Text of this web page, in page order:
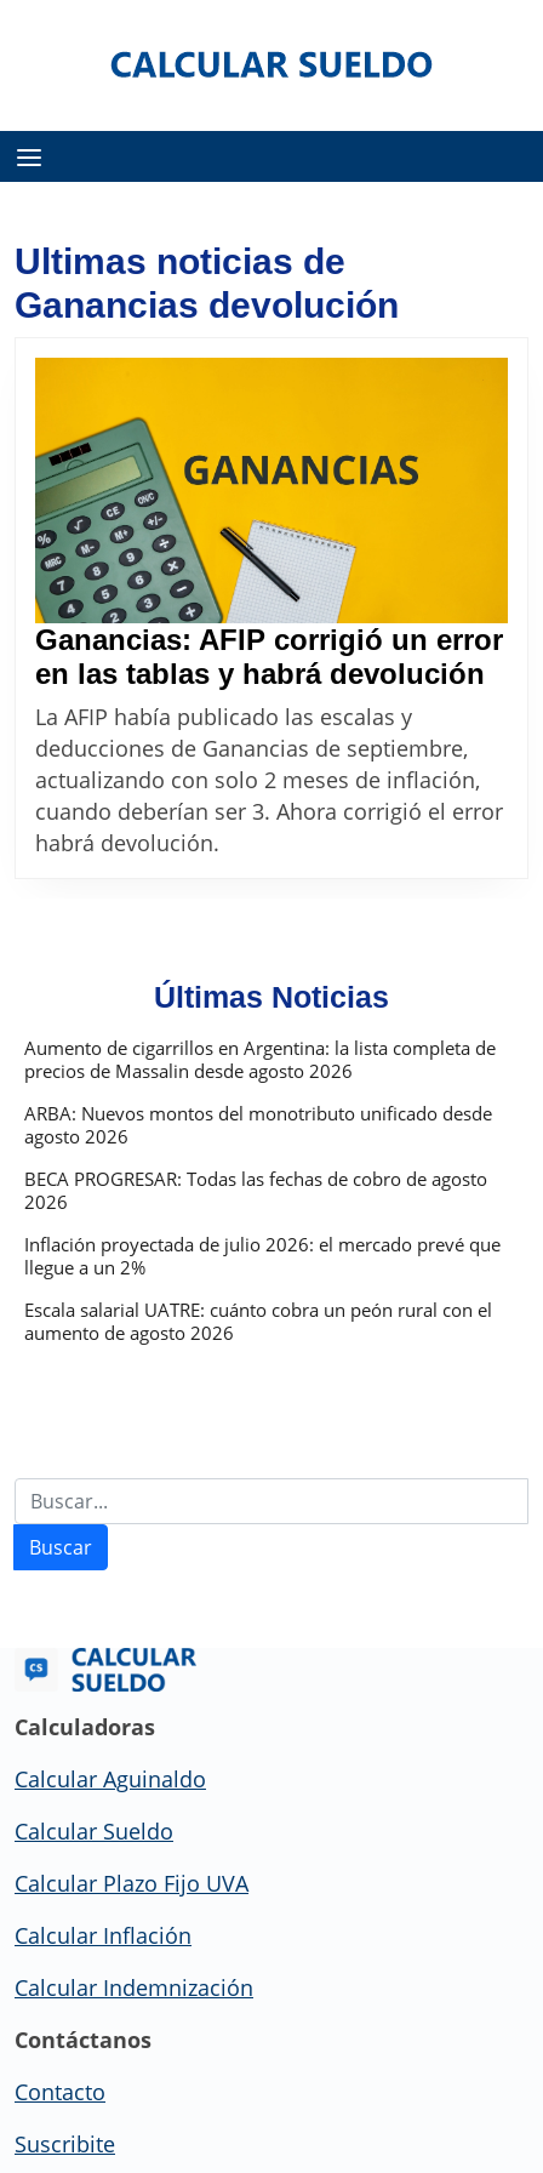
Ultimas noticias de
Ganancias devolución
Ganancias: AFIP corrigió un error
en las tablas y habrá devolución
La AFIP había publicado las escalas y
deducciones de Ganancias de septiembre,
actualizando con solo 2 meses de inflación,
cuando deberían ser 3. Ahora corrigió el error
habrá devolución.
Últimas Noticias
Aumento de cigarrillos en Argentina: la lista completa de
precios de Massalin desde agosto 2026
ARBA: Nuevos montos del monotributo unificado desde
agosto 2026
BECA PROGRESAR: Todas las fechas de cobro de agosto
2026
Inflación proyectada de julio 2026: el mercado prevé que
llegue a un 2%
Escala salarial UATRE: cuánto cobra un peón rural con el
aumento de agosto 2026
Buscar
Calculadoras
Calcular Aguinaldo
Calcular Sueldo
Calcular Plazo Fijo UVA
Calcular Inflación
Calcular Indemnización
Contáctanos
Contacto
Suscribite